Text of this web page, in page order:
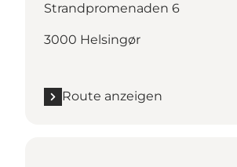
Strandpromenaden 6
3000 Helsingør
Route anzeigen